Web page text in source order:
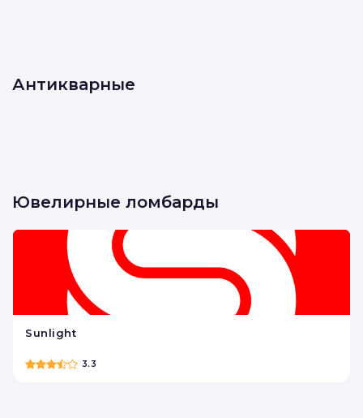
Антикварные
Ювелирные ломбарды
Sunlight
3.3